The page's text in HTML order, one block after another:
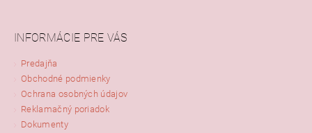
INFORMÁCIE PRE VÁS
Predajňa
Obchodné podmienky
Ochrana osobných údajov
Reklamačný poriadok
Dokumenty